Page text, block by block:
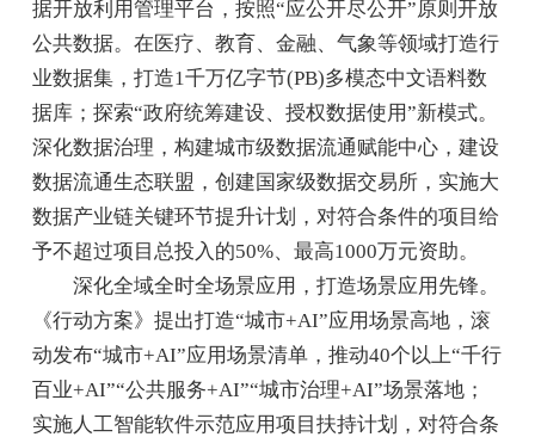
据开放利用管理平台，按照“应公开尽公开”原则开放
公共数据。在医疗、教育、金融、气象等领域打造行
业数据集，打造1千万亿字节(PB)多模态中文语料数
据库；探索“政府统筹建设、授权数据使用”新模式。
深化数据治理，构建城市级数据流通赋能中心，建设
数据流通生态联盟，创建国家级数据交易所，实施大
数据产业链关键环节提升计划，对符合条件的项目给
予不超过项目总投入的50%、最高1000万元资助。
深化全域全时全场景应用，打造场景应用先锋。
《行动方案》提出打造“城市+AI”应用场景高地，滚
动发布“城市+AI”应用场景清单，推动40个以上“千行
百业+AI”“公共服务+AI”“城市治理+AI”场景落地；
实施人工智能软件示范应用项目扶持计划，对符合条